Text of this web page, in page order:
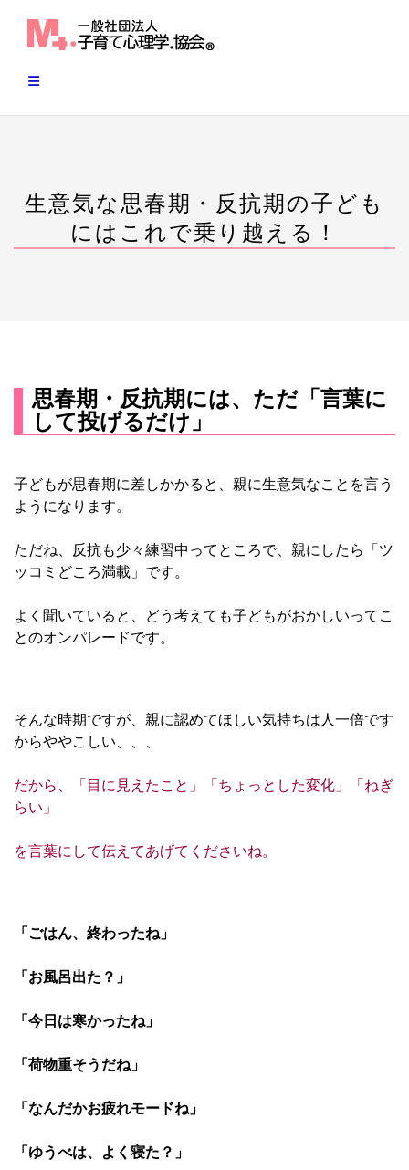
生意気な思春期・反抗期の子ども
にはこれで乗り越える！
思春期・反抗期には、ただ「言葉に
して投げるだけ」
子どもが思春期に差しかかると、親に生意気なことを言う
ようになります。
ただね、反抗も少々練習中ってところで、親にしたら「ツ
ッコミどころ満載」です。
よく聞いていると、どう考えても子どもがおかしいってこ
とのオンパレードです。
そんな時期ですが、親に認めてほしい気持ちは人一倍です
からややこしい、、、
だから、「目に見えたこと」「ちょっとした変化」「ねぎ
らい」
を言葉にして伝えてあげてくださいね。
「ごはん、終わったね」
「お風呂出た？」
「今日は寒かったね」
「荷物重そうだね」
「なんだかお疲れモードね」
「ゆうべは、よく寝た？」